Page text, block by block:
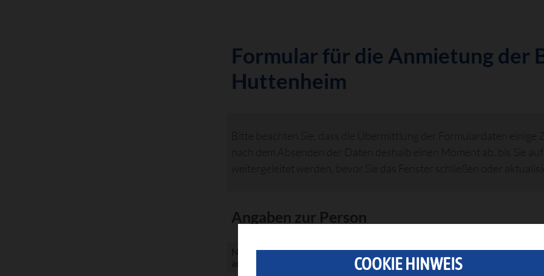
Formular für die Anmietung der
Huttenheim
Angaben zur Person
Name des Vereins (falls die Halle von einem Verein
COOKIE HINWEIS